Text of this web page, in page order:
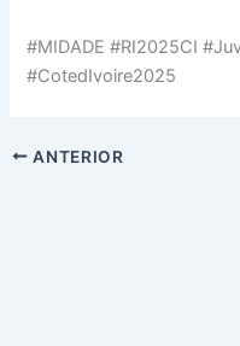
#MIDADE #RI2025CI
#CotedIvoire2025
ANTERIOR